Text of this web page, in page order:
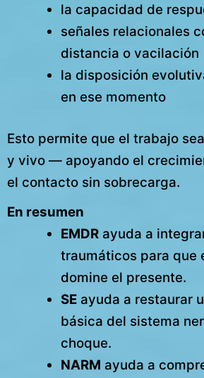
la capacidad de
señales relacionales
distancia o vacilación
la disposición
en ese momento
Esto permite que el trabajo
y vivo — apoyando el
el contacto sin sobrecarga.
En resumen
EMDR ayuda a
traumáticos para que
domine el presente.
SE ayuda a restaurar
básica del sistema
choque.
NARM ayuda a